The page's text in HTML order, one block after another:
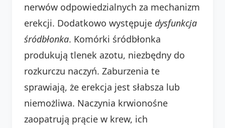
nerwów odpowiedzialnych za mechanizm
erekcji. Dodatkowo występuje dysfunkcja
śródbłonka. Komórki śródbłonka
produkują tlenek azotu, niezbędny do
rozkurczu naczyń. Zaburzenia te
sprawiają, że erekcja jest słabsza lub
niemożliwa. Naczynia krwionośne
zaopatrują prącie w krew, ich